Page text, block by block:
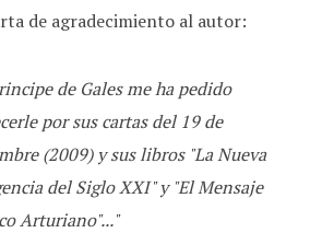
de agradecimiento al autor:
de Gales me ha pedido
por sus cartas del 19 de
(2009) y sus libros "La Nueva
del Siglo XXI" y "El Mensaje
Arturiano"..."